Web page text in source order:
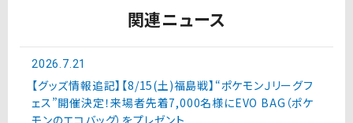
関連ニュース
2026.7.21
【グッズ情報追記】【8/15(土)福島戦】“ポケモンＪリーグフ
ェス”開催決定！来場者先着7,000名様にEVO BAG（ポケ
モンのエコバッグ）をプレゼント